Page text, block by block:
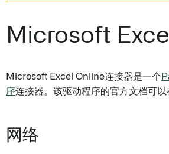
Microsoft
Microsoft Excel Online连接器是一个
序连接器。该驱动程序的官方文档可以
网络